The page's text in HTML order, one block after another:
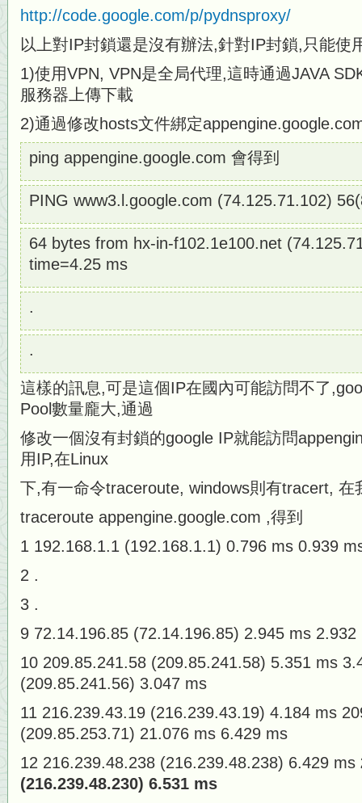
http://code.google.com/p/pydnsproxy/
以上對IP封鎖還是沒有辦法,針對IP封鎖,只能使
1)使用VPN, VPN是全局代理,這時通過JAVA
服務器上傳下載
2)通過修改hosts文件綁定
ping appengine.google.com 會得到
PING www3.l.google.com (74.125.71.102)
64 bytes from hx-in-f102.1e100.net
time=4.25 ms
.
.
這樣的訊息,可是這個IP在國內可能訪問不了
Pool數量龐大,通過
修改一個沒有封鎖的google IP就能訪問
用IP,在Linux
下,有一命令traceroute, windows則有tracert, 在
traceroute appengine.google.com ,得到
1 192.168.1.1 (192.168.1.1) 0.796 ms 0.939
2 .
3 .
9 72.14.196.85 (72.14.196.85) 2.945 ms
10 209.85.241.58 (209.85.241.58) 5.351 ms
(209.85.241.56) 3.047 ms
11 216.239.43.19 (216.239.43.19) 4.184 ms
(209.85.253.71) 21.076 ms 6.429 ms
12 216.239.48.238 (216.239.48.238) 6.429 ms
(216.239.48.230) 6.531 ms